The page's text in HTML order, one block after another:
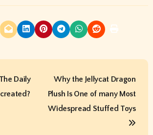
Daily
Why the Jellycat Dragon
Plush Is One of many Most
Widespread Stuffed Toys